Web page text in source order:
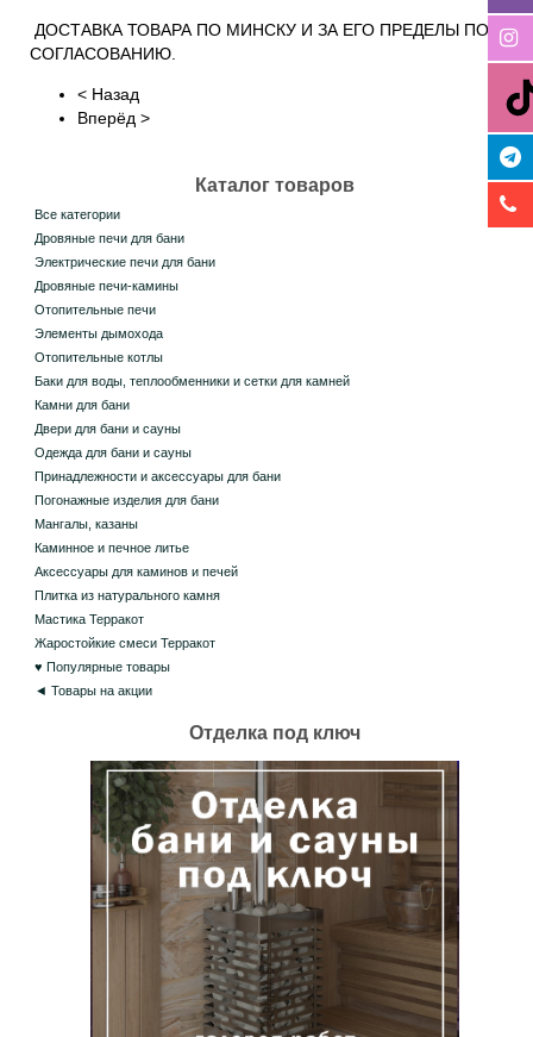
Каталог товаров
Все категории
Дровяные печи для бани
Электрические печи для бани
Дровяные печи-камины
Отопительные печи
Элементы дымохода
Отопительные котлы
Баки для воды, теплообменники и сетки для камней
Камни для бани
Двери для бани и сауны
Одежда для бани и сауны
Принадлежности и аксессуары для бани
Погонажные изделия для бани
Мангалы, казаны
Каминное и печное литье
Аксессуары для каминов и печей
Плитка из натурального камня
Мастика Терракот
Жаростойкие смеси Терракот
♥ Популярные товары
◄ Товары на акции
Отделка под ключ
ДОСТАВКА ТОВАРА ПО МИНСКУ И ЗА ЕГО ПРЕДЕЛЫ ПО
СОГЛАСОВАНИЮ.
< Назад
Вперёд >